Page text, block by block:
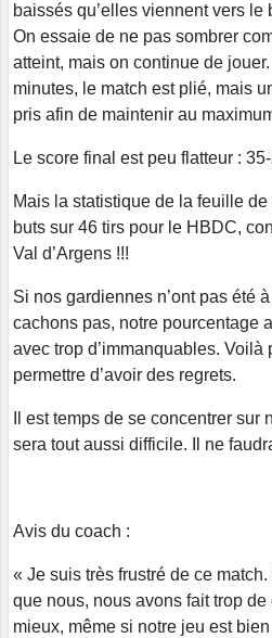
baissés qu’elles viennent vers le
On essaie de ne pas sombrer
atteint, mais on continue de
minutes, le match est plié, mais
pris afin de maintenir au
Le score final est peu flatteur :
Mais la statistique de la feuille
buts sur 46 tirs pour le HBDC,
Val d’Argens !!!
Si nos gardiennes n’ont pas été
cachons pas, notre pourcentage
avec trop d’immanquables. Voilà
permettre d’avoir des regrets.
Il est temps de se concentrer sur
sera tout aussi difficile. Il ne
Avis du coach :
« Je suis très frustré de ce
que nous, nous avons fait trop
mieux, même si notre jeu est